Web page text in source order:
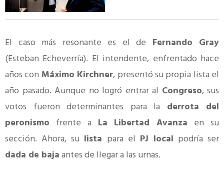
El caso más resonante es el de Fernando Gray
(Esteban Echeverría). El intendente, enfrentado hace
años con Máximo Kirchner, presentó su propia lista el
año pasado. Aunque no logró entrar al Congreso, sus
votos fueron determinantes para la derrota del
peronismo frente a La Libertad Avanza en su
sección. Ahora, su lista para el PJ local podría ser
dada de bajaantes de llegar a las urnas.